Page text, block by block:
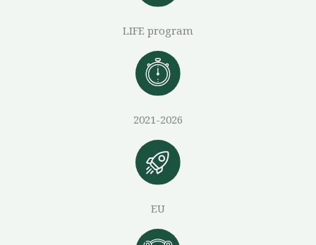
LIFE program
2021-2026
EU